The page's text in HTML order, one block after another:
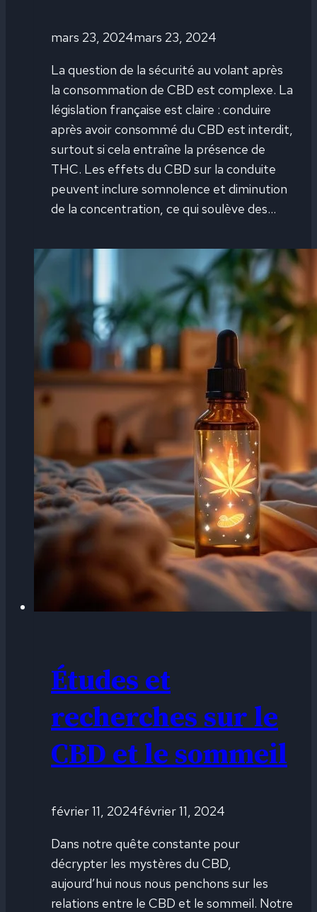
mars 23, 2024mars 23, 2024
La question de la sécurité au volant après
la consommation de CBD est complexe. La
législation française est claire : conduire
après avoir consommé du CBD est interdit,
surtout si cela entraîne la présence de
THC. Les effets du CBD sur la conduite
peuvent inclure somnolence et diminution
de la concentration, ce qui soulève des…
Études et
recherches sur le
CBD et le sommeil
février 11, 2024février 11, 2024
Dans notre quête constante pour
décrypter les mystères du CBD,
aujourd’hui nous nous penchons sur les
relations entre le CBD et le sommeil. Notre